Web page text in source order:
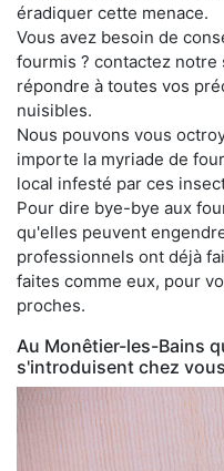
éradiquer cette menace.
Vous avez besoin de
fourmis ? contactez
répondre à toutes vos
nuisibles.
Nous pouvons vous
importe la myriade de
local infesté par ces
Pour dire bye-bye aux
qu'elles peuvent
professionnels ont déjà
faites comme eux, pour
proches.
Au Monêtier-les-Bains
s'introduisent chez